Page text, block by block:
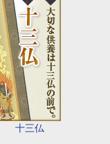
十三仏